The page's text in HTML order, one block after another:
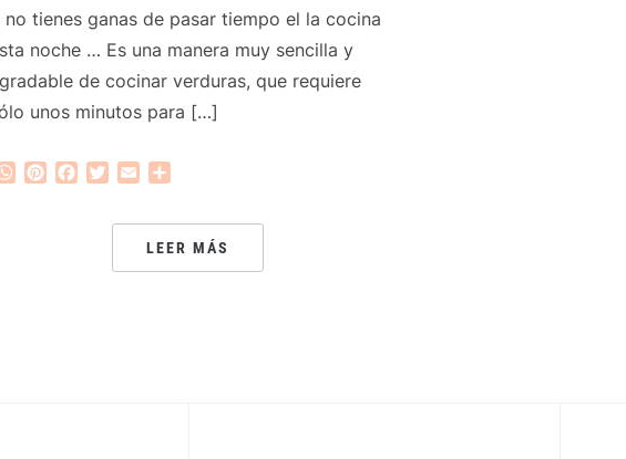
no tienes ganas de pasar tiempo el la cocina
noche … Es una manera muy sencilla y
de cocinar verduras, que requiere
unos minutos para […]
WhatsApp
PinterestFacebook
Twitter
Email
LEER MÁS